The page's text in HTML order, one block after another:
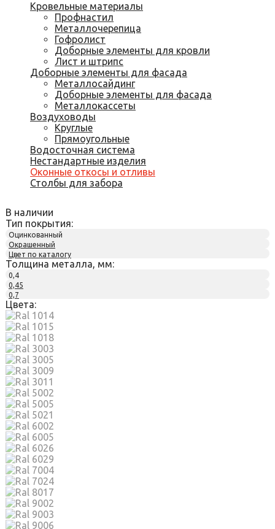
Кровельные материалы
Профнастил
Металлочерепица
Гофролист
Доборные элементы для кровли
Лист и штрипс
Доборные элементы для фасада
Металлосайдинг
Доборные элементы для фасада
Металлокассеты
Воздуховоды
Круглые
Прямоугольные
Водосточная система
Нестандартные изделия
Оконные откосы и отливы
Столбы для забора
В наличии
Тип покрытия:
Оцинкованный
Окрашенный
Цвет по каталогу
Толщина металла, мм:
0,4
0,45
0,7
Цвета: